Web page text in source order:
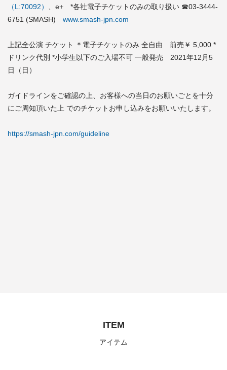
（L:70092） 、e+ *各社電子チケットのみの取り扱い ☎03-3444-
6751 (SMASH) www.smash-jpn.com
上記全公演 チケット ＊電子チケットのみ 全自由 前売￥ 5,000 *
ドリンク代別 *小学生以下のご入場不可 一般発売 2021年12月5
日（日）
ガイドラインをご確認の上、お客様への当日のお願いごとを十分
にご周知頂いた上 でのチケットお申し込みをお願いいたします。
https://smash-jpn.com/guideline
ITEM
アイテム